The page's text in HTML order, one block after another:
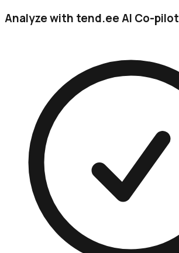
Analyze with tend.ee AI Co-pilot